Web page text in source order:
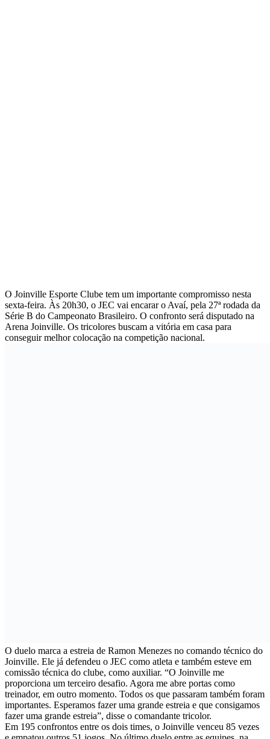
O Joinville Esporte Clube tem um importante compromisso nesta
sexta-feira. Às 20h30, o JEC vai encarar o Avaí, pela 27ª rodada da
Série B do Campeonato Brasileiro. O confronto será disputado na
Arena Joinville. Os tricolores buscam a vitória em casa para
conseguir melhor colocação na competição nacional.
O duelo marca a estreia de Ramon Menezes no comando técnico do
Joinville. Ele já defendeu o JEC como atleta e também esteve em
comissão técnica do clube, como auxiliar. “O Joinville me
proporciona um terceiro desafio. Agora me abre portas como
treinador, em outro momento. Todos os que passaram também foram
importantes. Esperamos fazer uma grande estreia e que consigamos
fazer uma grande estreia”, disse o comandante tricolor.
Em 195 confrontos entre os dois times, o Joinville venceu 85 vezes